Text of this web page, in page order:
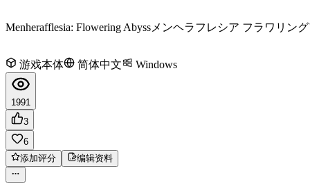
Menherafflesia: Flowering Abyss メンヘラフレシア フラワリン
游戏本体 简体中文 Windows
1991
3
6
添加评分
编辑资料